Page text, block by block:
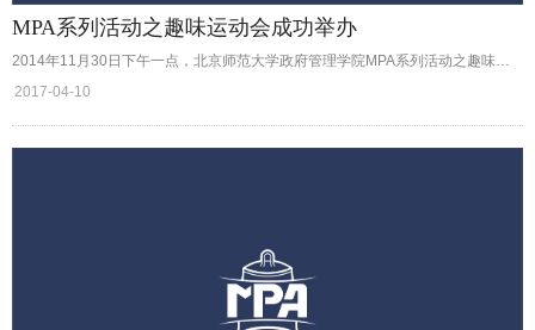
MPA系列活动之趣味运动会成功举办
2014年11月30日下午一点，北京师范大学政府管理学院MPA系列活动之趣味运动会于北师大小足球场举办。共有来自MPA和2014级学硕同学共组的四支队伍参加此次活动。
2017-04-10